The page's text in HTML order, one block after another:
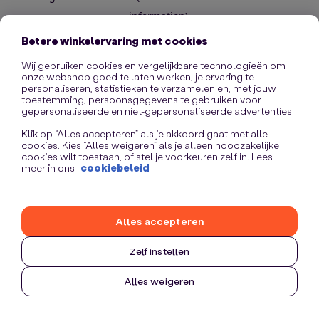
information).
Betere winkelervaring met cookies
Wij gebruiken cookies en vergelijkbare technologieën om
onze webshop goed te laten werken, je ervaring te
personaliseren, statistieken te verzamelen en, met jouw
toestemming, persoonsgegevens te gebruiken voor
gepersonaliseerde en niet-gepersonaliseerde advertenties.
Klik op “Alles accepteren” als je akkoord gaat met alle
cookies. Kies “Alles weigeren” als je alleen noodzakelijke
cookies wilt toestaan, of stel je voorkeuren zelf in. Lees
meer in ons cookiebeleid
Zelf instellen
Alles weigeren
Alles accepteren